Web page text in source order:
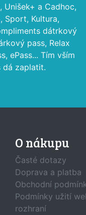
Unišek+ a Cadhoc,
Sport, Kultura,
dátrkový
pass, Relax
ePass... Tím vším
dá zaplatit.
O nákupu
Časté dotazy
Doprava a platba
Obchodní
Podmínky užití
rozhraní